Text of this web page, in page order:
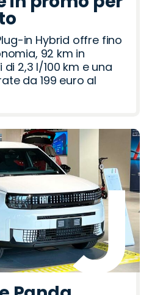
in Hybrid offre fino
92 km in
2,3 l/100 km e una
da 199 euro al